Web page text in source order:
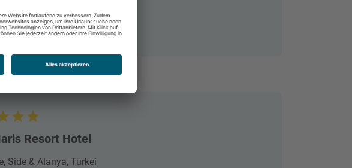
Resort Hotel
Side & Alanya, Türkei